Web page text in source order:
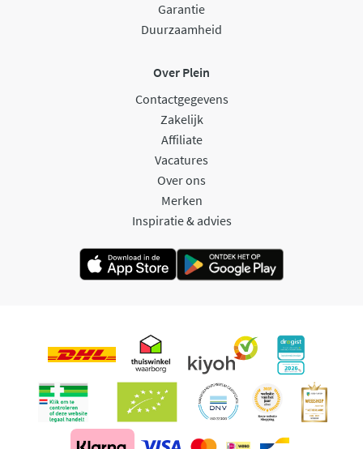
Garantie
Duurzaamheid
Over Plein
Contactgegevens
Zakelijk
Affiliate
Vacatures
Over ons
Merken
Inspiratie & advies